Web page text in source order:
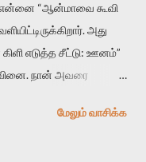
என்னை “ஆன்மாவை கூவி
அது
எடுத்த சீட்டு: ஊனம்”
நான் அவரை
இரக்கப்பட்டார்கள்.
மேலும் வாசிக்க